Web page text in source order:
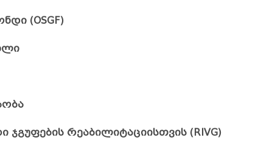
(OSGF)
ჯგუფების რეაბილიტაციისთვის (RIVG)